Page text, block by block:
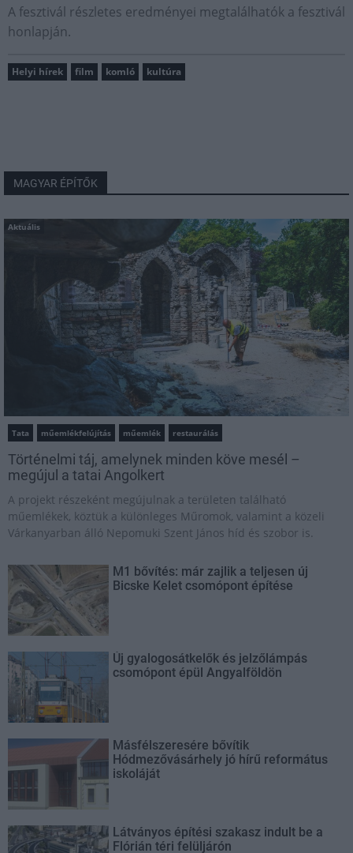
A fesztivál részletes eredményei megtalálhatók a fesztivál
honlapján.
Helyi hírek film komló kultúra
MAGYAR ÉPÍTŐK
Aktuális
Tata műemlékfelújítás műemlék restaurálás
Történelmi táj, amelynek minden köve mesél –
megújul a tatai Angolkert
A projekt részeként megújulnak a területen található
műemlékek, köztük a különleges Műromok, valamint a közeli
Várkanyarban álló Nepomuki Szent János híd és szobor is.
M1 bővítés: már zajlik a teljesen új
Bicske Kelet csomópont építése
Új gyalogosátkelők és jelzőlámpás
csomópont épül Angyalföldön
Másfélszeresére bővítik
Hódmezővásárhely jó hírű református
iskoláját
Látványos építési szakasz indult be a
Flórián téri felüljárón